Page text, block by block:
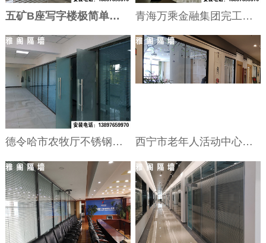
五矿B座写字楼极简单玻12楼完工 青海万乘金融集团完工——灰砂纹双玻百叶隔断
德令哈市农牧厅不锈钢双玻百叶完工 西宁市老年人活动中心极简单玻隔断完工